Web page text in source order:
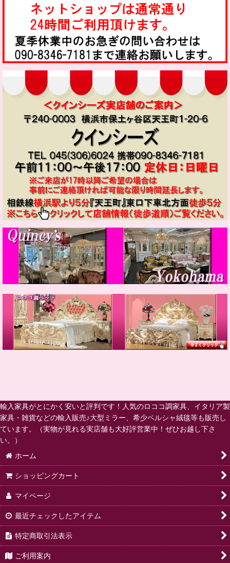
輸入家具がとにかく安いと評判です！人気のロココ調家具、イタリア製
家具・雑貨などの輸入販売♪大型ミラー、希少ペルシャ絨毯等も販売し
ています。（実物が見れる実店舗も大好評営業中！ぜひお越し下さ
い。）
ホーム
ショッピングカート
マイページ
最近チェックしたアイテム
特定商取引法表示
ご利用案内